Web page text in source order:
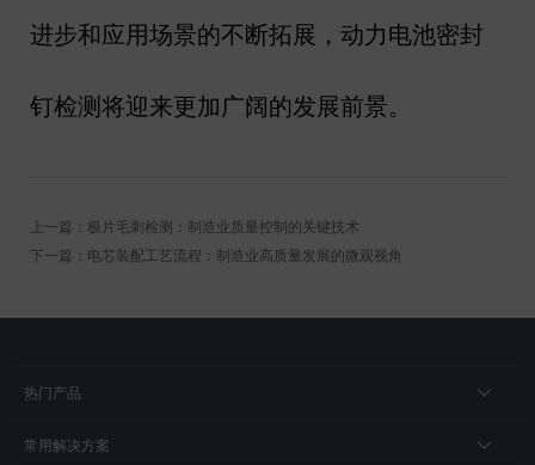
进步和应用场景的不断拓展，动力电池密封
钉检测将迎来更加广阔的发展前景。
上一篇：极片毛刺检测：制造业质量控制的关键技术
下一篇：电芯装配工艺流程：制造业高质量发展的微观视角
热门产品
常用解决方案